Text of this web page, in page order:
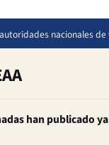
nacionales
han publicado